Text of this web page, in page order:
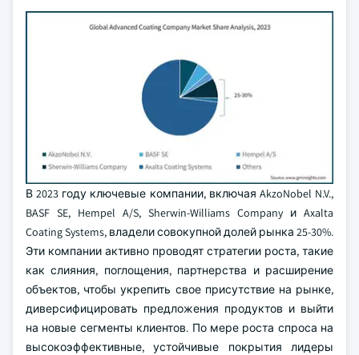
В 2023 году ключевые компании, включая AkzoNobel N.V.,
BASF SE, Hempel A/S, Sherwin-Williams Company и Axalta
Coating Systems, владели совокупной долей рынка 25-30%.
Эти компании активно проводят стратегии роста, такие
как слияния, поглощения, партнерства и расширение
объектов, чтобы укрепить свое присутствие на рынке,
диверсифицировать предложения продуктов и выйти
на новые сегменты клиентов. По мере роста спроса на
высокоэффективные, устойчивые покрытия лидеры